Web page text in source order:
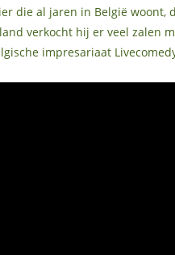
die al jaren in België woont,
verkocht hij er veel zalen
impresariaat